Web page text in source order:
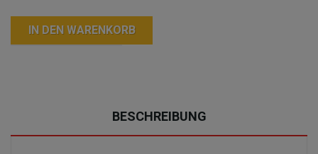
IN DEN WARENKORB
BESCHREIBUNG